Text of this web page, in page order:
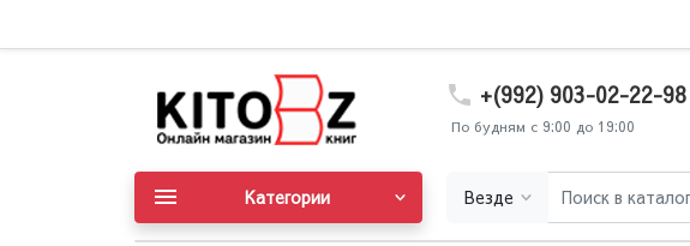
+(992) 903-02-22-98
По будням с 9:00 до 19:00
Везде
Категории